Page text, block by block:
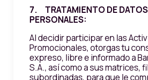
7. TRATAMIENTO DE DATOS
PERSONALES:
Al decidir participar en las
Promocionales, otorgas tu
expreso, libre e informado a
S.A., así como a sus matrices,
subordinadas, para que le